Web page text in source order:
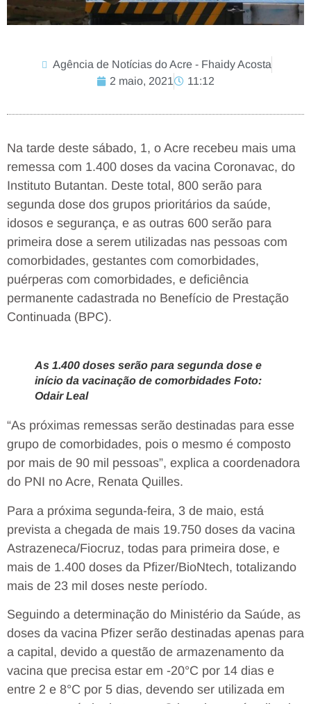
Agência de Notícias do Acre - Fhaidy Acosta
2 maio, 2021
11:12
Na tarde deste sábado, 1, o Acre recebeu mais uma
remessa com 1.400 doses da vacina Coronavac, do
Instituto Butantan. Deste total, 800 serão para
segunda dose dos grupos prioritários da saúde,
idosos e segurança, e as outras 600 serão para
primeira dose a serem utilizadas nas pessoas com
comorbidades, gestantes com comorbidades,
puérperas com comorbidades, e deficiência
permanente cadastrada no Benefício de Prestação
Continuada (BPC).
As 1.400 doses serão para segunda dose e
início da vacinação de comorbidades Foto:
Odair Leal
“As próximas remessas serão destinadas para esse
grupo de comorbidades, pois o mesmo é composto
por mais de 90 mil pessoas”, explica a coordenadora
do PNI no Acre, Renata Quilles.
Para a próxima segunda-feira, 3 de maio, está
prevista a chegada de mais 19.750 doses da vacina
Astrazeneca/Fiocruz, todas para primeira dose, e
mais de 1.400 doses da Pfizer/BioNtech, totalizando
mais de 23 mil doses neste período.
Seguindo a determinação do Ministério da Saúde, as
doses da vacina Pfizer serão destinadas apenas para
a capital, devido a questão de armazenamento da
vacina que precisa estar em -20°C por 14 dias e
entre 2 e 8°C por 5 dias, devendo ser utilizada em